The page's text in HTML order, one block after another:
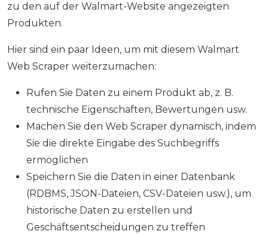
zu den auf der Walmart-Website angezeigten
Produkten.
Hier sind ein paar Ideen, um mit diesem Walmart
Web Scraper weiterzumachen:
Rufen Sie Daten zu einem Produkt ab, z. B.
technische Eigenschaften, Bewertungen usw.
Machen Sie den Web Scraper dynamisch, indem
Sie die direkte Eingabe des Suchbegriffs
ermöglichen
Speichern Sie die Daten in einer Datenbank
(RDBMS, JSON-Dateien, CSV-Dateien usw.), um
historische Daten zu erstellen und
Geschäftsentscheidungen zu treffen